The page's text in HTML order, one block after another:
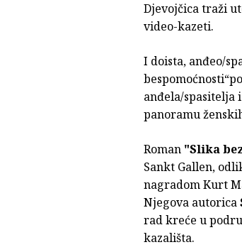
Djevojčica traži
video-kazeti.
I doista, anđeo/
anđela/spasitelja
panoramu
Roman "Slika
Sankt Gallen,
nagradom Kurt
Njegova autorica
rad kreće u
kazališta.